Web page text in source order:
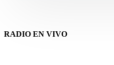
RADIO EN VIVO